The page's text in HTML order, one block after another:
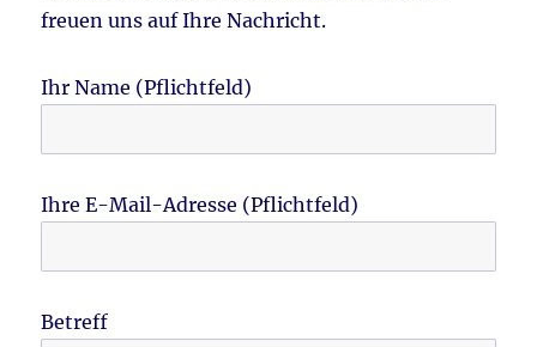
freuen uns auf Ihre Nachricht.
Ihr Name (Pflichtfeld)
Ihre E-Mail-Adresse (Pflichtfeld)
Betreff